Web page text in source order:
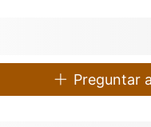
Preguntar